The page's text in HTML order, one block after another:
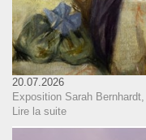
20.07.2026
Exposition Sarah
Lire la suite